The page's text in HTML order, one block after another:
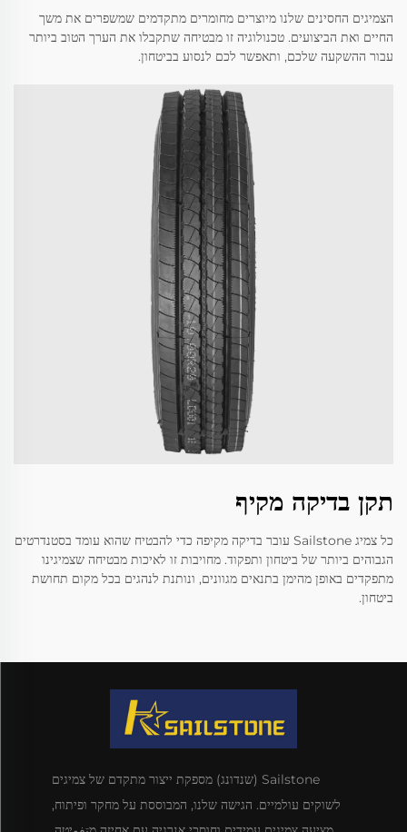
הצמיגים החסינים שלנו מיוצרים מחומרים מתקדמים שמשפרים את משך
החיים ואת הביצועים. טכנולוגיה זו מבטיחה שתקבלו את הערך הטוב ביותר
עבור ההשקעה שלכם, ותאפשר לכם לנסוע בביטחון.
תקן בדיקה מקיף
כל צמיג Sailstone עובר בדיקה מקיפה כדי להבטיח שהוא עומד בסטנדרטים
הגבוהים ביותר של ביטחון ותפקוד. מחויבות זו לאיכות מבטיחה שצמיגינו
מתפקדים באופן מהימן בתנאים מגוונים, ונותנת לנהגים בכל מקום תחושת
ביטחון.
Sailstone (שנדונג) מספקת ייצור מתקדם של צמיגים
לשוקים עולמיים. הגישה שלנו, המבוססת על מחקר ופיתוח,